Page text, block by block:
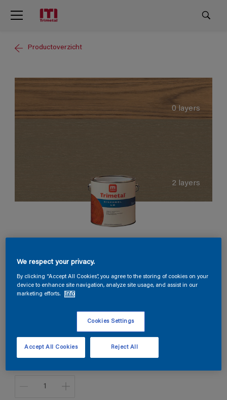
Productoverzicht
0 layers
2 layers
E9.19.46T
1 L 2,5 L
We respect your privacy.
By clicking “Accept All Cookies”, you agree to the storing of cookies on your
device to enhance site navigation, analyze site usage, and assist in our
marketing efforts.
Info
Cookies Settings
Reject All
Accept All Cookies